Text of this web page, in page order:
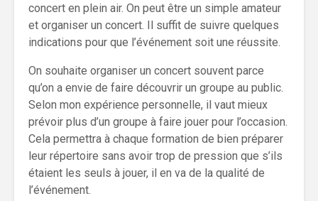
concert en plein air. On peut être un simple amateur
et organiser un concert. Il suffit de suivre quelques
indications pour que l’événement soit une réussite.
On souhaite organiser un concert souvent parce
qu’on a envie de faire découvrir un groupe au public.
Selon mon expérience personnelle, il vaut mieux
prévoir plus d’un groupe à faire jouer pour l’occasion.
Cela permettra à chaque formation de bien préparer
leur répertoire sans avoir trop de pression que s’ils
étaient les seuls à jouer, il en va de la qualité de
l’événement.